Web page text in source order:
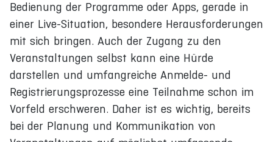
Bedienung der Programme oder Apps, gerade in
einer Live-Situation, besondere Herausforderungen
mit sich bringen. Auch der Zugang zu den
Veranstaltungen selbst kann eine Hürde
darstellen und umfangreiche Anmelde- und
Registrierungsprozesse eine Teilnahme schon im
Vorfeld erschweren. Daher ist es wichtig, bereits
bei der Planung und Kommunikation von